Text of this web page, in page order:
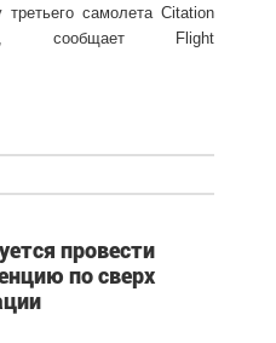
третьего самолета Citation
сообщает Flight
провести
по сверх